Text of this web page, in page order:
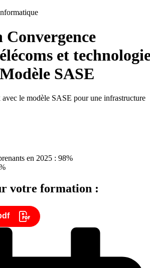
et
SASE
avec le modèle SASE pour une infrastructure
en 2025 : 98%
votre formation :